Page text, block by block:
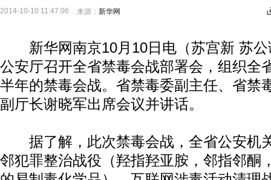
2014-10-10 11:47:06 来源： 新华网
新华网南京10月10日电（苏宫新 苏公
公安厅召开全省禁毒会战部署会，组织全
半年的禁毒会战。省禁毒委副主任、省禁
副厅长谢晓军出席会议并讲话。
据了解，此次禁毒会战，全省公安机
邻犯罪整治战役（羟指羟亚胺，邻指邻酮